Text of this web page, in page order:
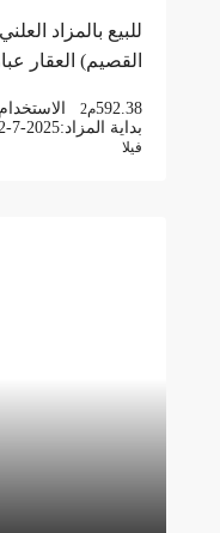
للبيع بالمزاد
القصيم) العقار
592.38م2
بداية المزاد:22-7-
فيلا